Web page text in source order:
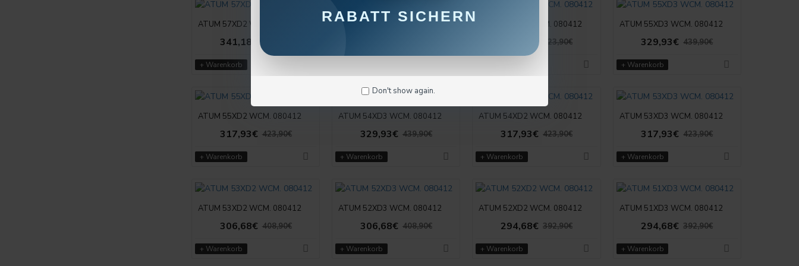
RABATT SICHERN
Don't show again.
ATUM 57XD2 WCM. 080412
341,18€
+ Warenkorb
ATUM 56XD3 WCM. 080412 ATUM 56XD2 WCM. 080412
317,93€ 423,90€
ATUM 55XD3 WCM. 080412
329,93€ 439,90€
+ Warenkorb
ATUM 55XD2 WCM. 080412
317,93€ 423,90€
+ Warenkorb
ATUM 54XD3 WCM. 080412
329,93€ 439,90€
+ Warenkorb
ATUM 54XD2 WCM. 080412
317,93€ 423,90€
+ Warenkorb
ATUM 53XD3 WCM. 080412
317,93€ 423,90€
+ Warenkorb
ATUM 53XD2 WCM. 080412
306,68€ 408,90€
+ Warenkorb
ATUM 52XD3 WCM. 080412
306,68€ 408,90€
+ Warenkorb
ATUM 52XD2 WCM. 080412
294,68€ 392,90€
+ Warenkorb
ATUM 51XD3 WCM. 080412
294,68€ 392,90€
+ Warenkorb